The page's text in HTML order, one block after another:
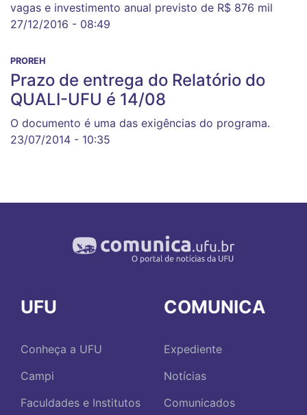
vagas e investimento anual previsto de R$ 876 mil
27/12/2016 - 08:49
PROREH
Prazo de entrega do Relatório do
QUALI-UFU é 14/08
O documento é uma das exigências do programa.
23/07/2014 - 10:35
UFU
Conheça a UFU
Campi
Faculdades e Institutos
COMUNICA
Expediente
Notícias
Comunicados